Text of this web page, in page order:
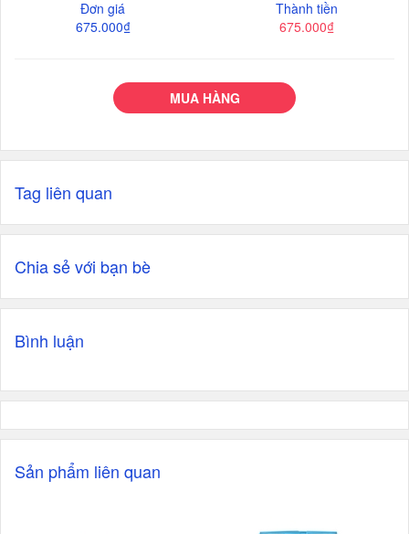
Đơn giá
675.000₫
Thành tiền
675.000₫
MUA HÀNG
Tag liên quan
Chia sẻ với bạn bè
Bình luận
Sản phẩm liên quan